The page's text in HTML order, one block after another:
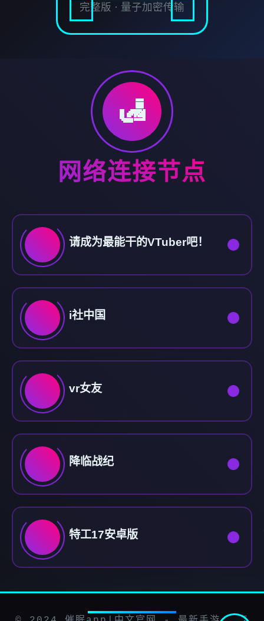
完整版 · 量子加密传输
🛃
网络连接节点
请成为最能干的VTuber吧！
i社中国
vr女友
降临战纪
特工17安卓版